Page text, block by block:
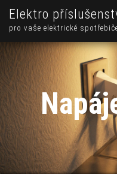
Elektro
pro vaše elektrické